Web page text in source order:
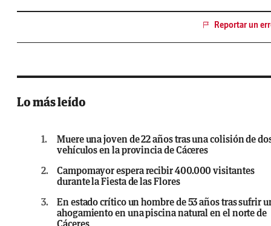
Reportar un
Lo más leído
1.
Muere una joven de 22 años tras una colisión de
vehículos en la provincia de Cáceres
2.
Campomayor espera recibir 400.000 visitantes
durante la Fiesta de las Flores
3.
En estado crítico un hombre de 53 años tras sufrir
ahogamiento en una piscina natural en el norte de